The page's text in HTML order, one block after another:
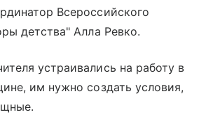
Всероссийского
детства" Алла Ревко.
устраивались на работу в
им нужно создать условия,